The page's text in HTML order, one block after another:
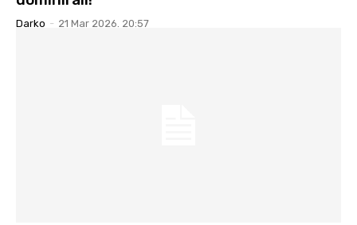
Darko - 21 Mar 2026. 20:57